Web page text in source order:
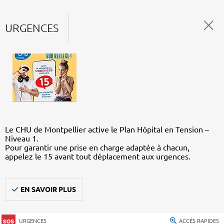
URGENCES
Le CHU de Montpellier active le Plan Hôpital en Tension –
Niveau 1.
Pour garantir une prise en charge adaptée à chacun,
appelez le 15 avant tout déplacement aux urgences.
EN SAVOIR PLUS
URGENCES ACCÈS RAPIDES